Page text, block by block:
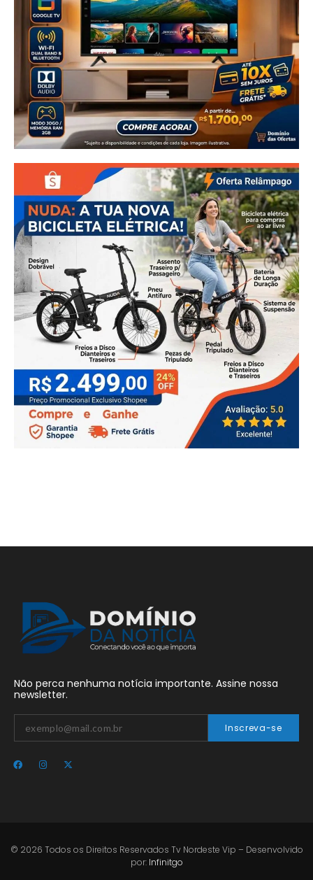
Não perca nenhuma notícia importante. Assine nossa
newsletter.
Inscreva-se
© 2026 Todos os Direitos Reservados Tv Nordeste Vip – Desenvolvido
por: Infinitgo